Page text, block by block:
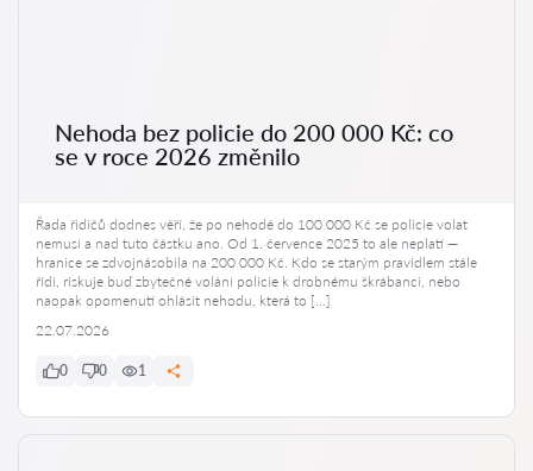
Nehoda bez policie do 200 000 Kč: co
se v roce 2026 změnilo
Řada řidičů dodnes věří, že po nehodě do 100 000 Kč se policie volat
nemusí a nad tuto částku ano. Od 1. července 2025 to ale neplatí —
hranice se zdvojnásobila na 200 000 Kč. Kdo se starým pravidlem stále
řídí, riskuje buď zbytečné volání policie k drobnému škrábanci, nebo
naopak opomenutí ohlásit nehodu, která to […]
22.07.2026
0 0 1